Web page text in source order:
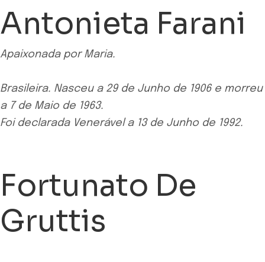
Antonieta Farani
Apaixonada por Maria.
Brasileira. Nasceu a 29 de Junho de 1906 e morreu
a 7 de Maio de 1963.
Foi declarada Venerável a 13 de Junho de 1992.
Fortunato De
Gruttis